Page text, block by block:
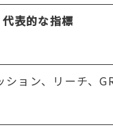
代表的な指標
ション、リーチ、